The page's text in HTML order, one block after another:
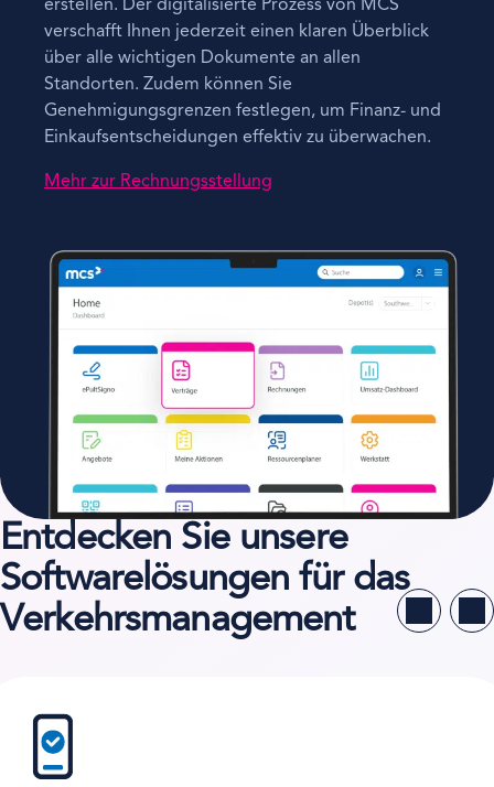
erstellen. Der digitalisierte Prozess von MCS
verschafft Ihnen jederzeit einen klaren Überblick
über alle wichtigen Dokumente an allen
Standorten. Zudem können Sie
Genehmigungsgrenzen festlegen, um Finanz- und
Einkaufsentscheidungen effektiv zu überwachen.
Mehr zur Rechnungsstellung
Entdecken Sie unsere
Softwarelösungen für das
Verkehrsmanagement